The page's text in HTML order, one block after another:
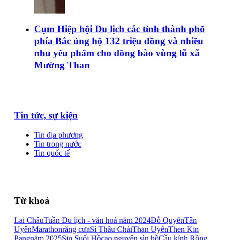
Cụm Hiệp hội Du lịch các tỉnh thành phố
phía Bắc ủng hộ 132 triệu đồng và nhiều
nhu yếu phẩm cho đồng bào vùng lũ xã
Mường Than
Tin tức, sự kiện
Tin địa phương
Tin trong nước
Tin quốc tế
Từ khoá
Lai ChâuTuần Du lịch - văn hoá năm 2024Đỗ QuyênTân
UyênMarathonrăng cưaSì Thâu ChảiThan UyênThen Kin
Pangnăm 2025Sin Suối Hồcao nguyên sìn hồCầu kính Rồng